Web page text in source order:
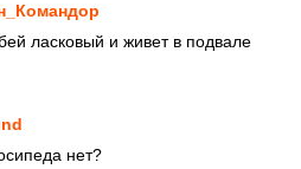
ласковый и живет в подвале
нет?